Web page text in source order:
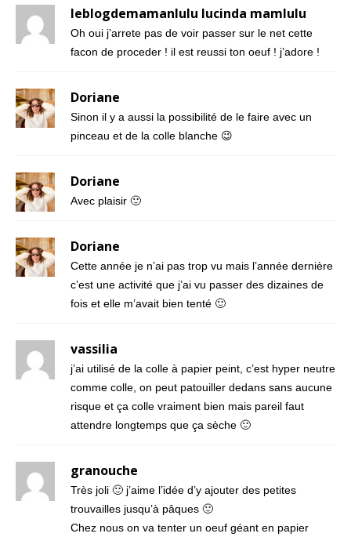
leblogdemamanlulu lucinda mamlulu
Oh oui j’arrete pas de voir passer sur le net cette
facon de proceder ! il est reussi ton oeuf ! j’adore !
Doriane
Sinon il y a aussi la possibilité de le faire avec un
pinceau et de la colle blanche 😉
Doriane
Avec plaisir 🙂
Doriane
Cette année je n’ai pas trop vu mais l’année dernière
c’est une activité que j’ai vu passer des dizaines de
fois et elle m’avait bien tenté 🙂
vassilia
j’ai utilisé de la colle à papier peint, c’est hyper neutre
comme colle, on peut patouiller dedans sans aucune
risque et ça colle vraiment bien mais pareil faut
attendre longtemps que ça sèche 🙂
granouche
Très joli 🙂 j’aime l’idée d’y ajouter des petites
trouvailles jusqu’à pâques 🙂
Chez nous on va tenter un oeuf géant en papier